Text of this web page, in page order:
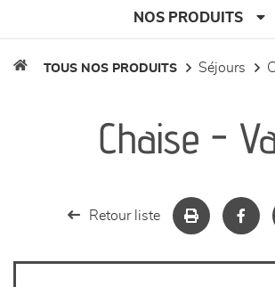
NOS PRODUITS
meubles de complément
TOUS NOS PRODUITS séjours
Chaise -
Retour liste